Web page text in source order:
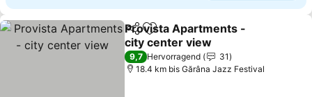
TeilenZu Favoriten hinzufügen
Provista Apartments -
city center view
9,7 Hervorragend
31
18.4 km bis Gărâna Jazz Festival